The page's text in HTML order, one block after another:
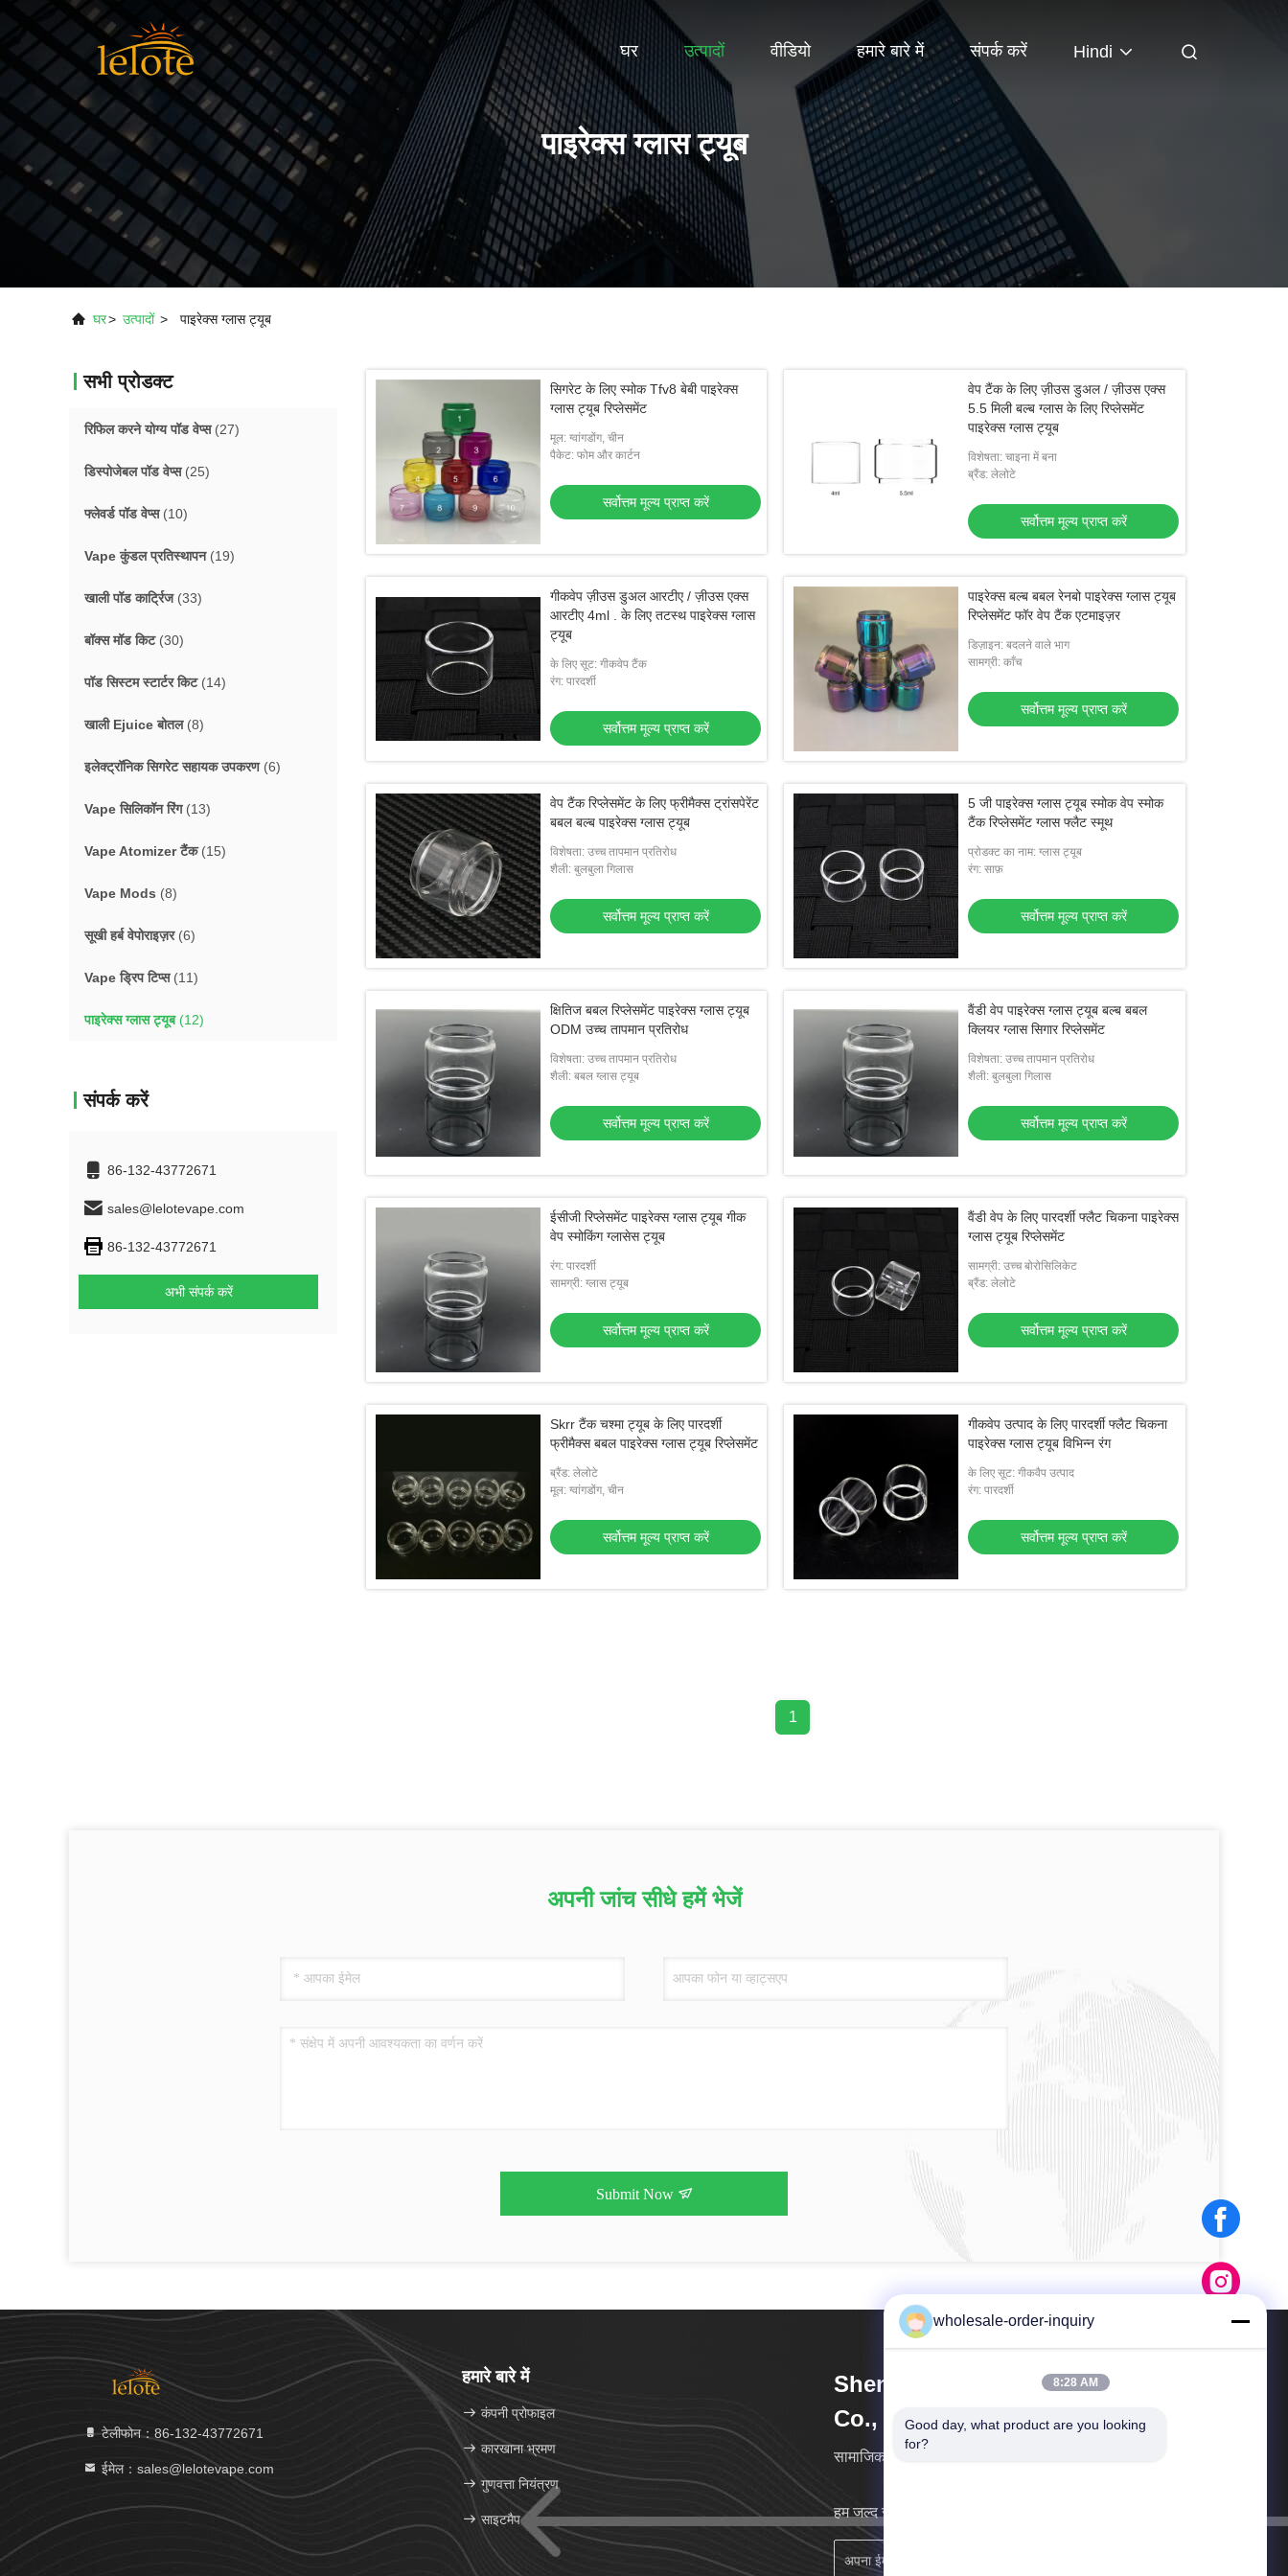
घर उत्पादों वीडियो हमारे बारे में संपर्क करें Hindi
पाइरेक्स ग्लास ट्यूब
घर> उत्पादों > पाइरेक्स ग्लास ट्यूब
सभी प्रोडक्ट
रिफिल करने योग्य पॉड वेप्स(27)
डिस्पोजेबल पॉड वेप्स(25)
फ्लेवर्ड पॉड वेप्स(10)
Vape कुंडल प्रतिस्थापन(19)
खाली पॉड कार्ट्रिज(33)
बॉक्स मॉड किट(30)
पॉड सिस्टम स्टार्टर किट(14)
खाली Ejuice बोतल(8)
इलेक्ट्रॉनिक सिगरेट सहायक उपकरण(6)
Vape सिलिकॉन रिंग(13)
Vape Atomizer टैंक(15)
Vape Mods (8)
सूखी हर्ब वेपोराइज़र(6)
Vape ड्रिप टिप्स(11)
पाइरेक्स ग्लास ट्यूब(12)
संपर्क करें
86-132-43772671
sales@lelotevape.com
86-132-43772671
अभी संपर्क करें
सिगरेट के लिए स्मोक Tfv8 बेबी पाइरेक्स
ग्लास ट्यूब रिप्लेसमेंट
मूल: ग्वांगडोंग, चीन
पैकेट: फोम और कार्टन
सर्वोत्तम मूल्य प्राप्त करें
वेप टैंक के लिए ज़ीउस डुअल / ज़ीउस एक्स
5.5 मिली बल्ब ग्लास के लिए रिप्लेसमेंट
पाइरेक्स ग्लास ट्यूब
विशेषता: चाइना में बना
ब्रैंड: लेलोटे
सर्वोत्तम मूल्य प्राप्त करें
गीकवेप ज़ीउस डुअल आरटीए / ज़ीउस एक्स
आरटीए 4ml . के लिए तटस्थ पाइरेक्स ग्लास
ट्यूब
के लिए सूट: गीकवेप टैंक
रंग: पारदर्शी
सर्वोत्तम मूल्य प्राप्त करें
पाइरेक्स बल्ब बबल रेनबो पाइरेक्स ग्लास ट्यूब
रिप्लेसमेंट फॉर वेप टैंक एटमाइज़र
डिज़ाइन: बदलने वाले भाग
सामग्री: काँच
सर्वोत्तम मूल्य प्राप्त करें
वेप टैंक रिप्लेसमेंट के लिए फ्रीमैक्स ट्रांसपेरेंट
बबल बल्ब पाइरेक्स ग्लास ट्यूब
विशेषता: उच्च तापमान प्रतिरोध
शैली: बुलबुला गिलास
सर्वोत्तम मूल्य प्राप्त करें
5 जी पाइरेक्स ग्लास ट्यूब स्मोक वेप स्मोक
टैंक रिप्लेसमेंट ग्लास फ्लैट स्मूथ
प्रोडक्ट का नाम: ग्लास ट्यूब
रंग: साफ़
सर्वोत्तम मूल्य प्राप्त करें
क्षितिज बबल रिप्लेसमेंट पाइरेक्स ग्लास ट्यूब
ODM उच्च तापमान प्रतिरोध
विशेषता: उच्च तापमान प्रतिरोध
शैली: बबल ग्लास ट्यूब
सर्वोत्तम मूल्य प्राप्त करें
वैंडी वेप पाइरेक्स ग्लास ट्यूब बल्ब बबल
क्लियर ग्लास सिगार रिप्लेसमेंट
विशेषता: उच्च तापमान प्रतिरोध
शैली: बुलबुला गिलास
सर्वोत्तम मूल्य प्राप्त करें
ईसीजी रिप्लेसमेंट पाइरेक्स ग्लास ट्यूब गीक
वेप स्मोकिंग ग्लासेस ट्यूब
रंग: पारदर्शी
सामग्री: ग्लास ट्यूब
सर्वोत्तम मूल्य प्राप्त करें
वैंडी वेप के लिए पारदर्शी फ्लैट चिकना पाइरेक्स
ग्लास ट्यूब रिप्लेसमेंट
सामग्री: उच्च बोरोसिलिकेट
ब्रैंड: लेलोटे
सर्वोत्तम मूल्य प्राप्त करें
Skrr टैंक चश्मा ट्यूब के लिए पारदर्शी
फ्रीमैक्स बबल पाइरेक्स ग्लास ट्यूब रिप्लेसमेंट
ब्रैंड: लेलोटे
मूल: ग्वांगडोंग, चीन
सर्वोत्तम मूल्य प्राप्त करें
गीकवेप उत्पाद के लिए पारदर्शी फ्लैट चिकना
पाइरेक्स ग्लास ट्यूब विभिन्न रंग
के लिए सूट: गीकवैप उत्पाद
रंग: पारदर्शी
सर्वोत्तम मूल्य प्राप्त करें
1
अपनी जांच सीधे हमें भेजें
Submit Now
टेलीफोन：86-132-43772671
ईमेल：sales@lelotevape.com
हमारे बारे में
कंपनी प्रोफाइल
कारखाना भ्रमण
गुणवत्ता नियंत्रण
साइटमैप
Shenzhen LELOTE Technology
Co., Ltd.
सामाजिक मूल्यों:ईमानदारी,आपसी विश्वास,क्षमता,नवाचार,जोश
हम जल्द से जल्द आपसे संपर्क करेंगे।
wholesale-order-inquiry
8:28 AM
Good day, what product are you looking
for?